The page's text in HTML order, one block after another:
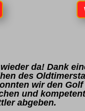
da! Dank
des
wir den Golf
und
abgeben.